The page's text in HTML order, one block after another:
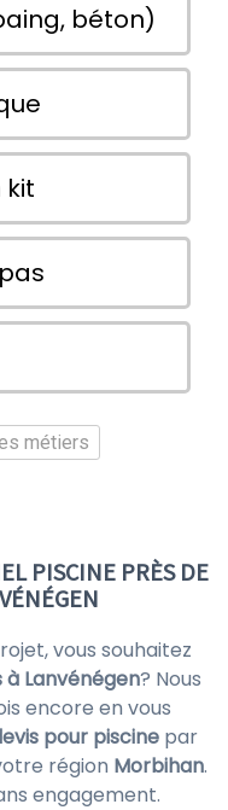
béton)
kit
métiers
PISCINE PRÈS DE
vous souhaitez
à Lanvénégen? Nous
encore en vous
pour piscinepar
région Morbihan.
engagement.